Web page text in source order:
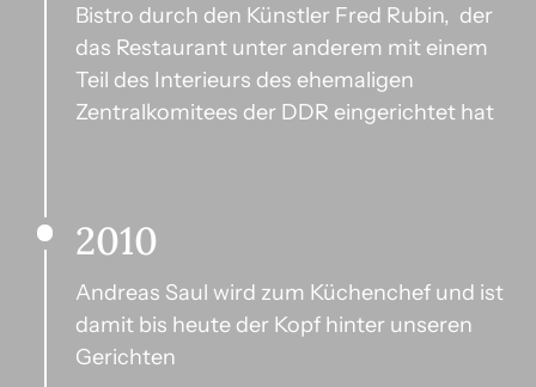
Bistro durch den Künstler Fred Rubin,  der
das Restaurant unter anderem mit einem
Teil des Interieurs des ehemaligen
Zentralkomitees der DDR eingerichtet hat
2010
Andreas Saul wird zum Küchenchef und ist
damit bis heute der Kopf hinter unseren
Gerichten